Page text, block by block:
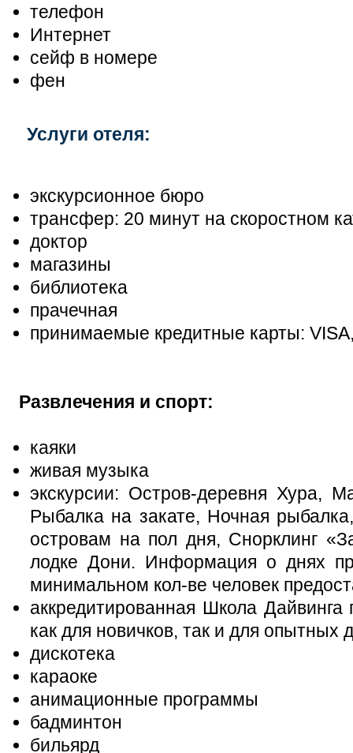
телефон
Интернет
сейф в номере
фен
Услуги отеля:
экскурсионное бюро
трансфер: 20 минут на скоростном
доктор
магазины
библиотека
прачечная
принимаемые кредитные карты:
Развлечения и спорт:
каяки
живая музыка
экскурсии: Остров-деревня Хура,
Рыбалка на закате, Ночная
островам на пол дня, Снорклинг
лодке Дони. Информация о днях
минимальном кол-ве человек
аккредитированная Школа
как для новичков, так и для опытных
дискотека
караоке
анимационные программы
бадминтон
бильярд